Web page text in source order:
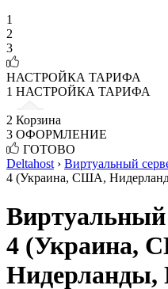
1
2
3
НАСТРОЙКА ТАРИФА
1 НАСТРОЙКА ТАРИФА
2 Корзина
3 ОФОРМЛЕНИЕ
ГОТОВО
Deltahost › Виртуальный
4 (Украина, США,
4 (Украина,
Нидерланды,